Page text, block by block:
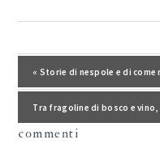
Post precedente:
« Storie di nespole e di come
Post successivo:
Tra fragoline di bosco e
del
lettore
commenti